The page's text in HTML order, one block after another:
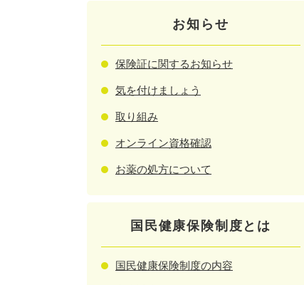
お知らせ
保険証に関するお知らせ
気を付けましょう
取り組み
オンライン資格確認
お薬の処方について
国民健康保険制度とは
国民健康保険制度の内容